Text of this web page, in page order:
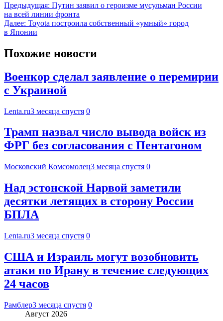
Предыдущая: Путин заявил о героизме мусульман России
на всей линии фронта
Далее: Toyota построила собственный «умный» город
в Японии
Похожие новости
Военкор сделал заявление о перемирии
с Украиной
Lenta.ru3 месяца спустя 0
Трамп назвал число вывода войск из
ФРГ без согласования с Пентагоном
Московский Комсомолец3 месяца спустя 0
Над эстонской Нарвой заметили
десятки летящих в сторону России
БПЛА
Lenta.ru3 месяца спустя 0
США и Израиль могут возобновить
атаки по Ирану в течение следующих
24 часов
Рамблер3 месяца спустя 0
Август 2026